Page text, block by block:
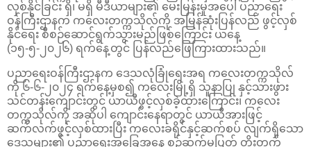
လှစ်နိုင်ခြင်း ရှိ၊ မရှိ မီဒီယာများ၏ မေးမြန်းမှုအပေါ် ပညာရေး
ဝန်ကြီးဌာနက ကလေးတက္ကသိုလ်ကို အမြန်ဆုံးပြန်လည် ဖွင့်လှစ်
နိုင်ရေး စီစဉ်ဆောင်ရွက်သွားမည်ဖြစ်ကြောင်း ယနေ့
(၁၅-၅-၂၀၂၆) ရက်နေ့တွင် ပြန်လည်ဖြေကြားထားသည်။
ပညာရေးဝန်ကြီးဌာနက ဒေသလုံခြုံရေးအရ ကလေးတက္ကသိုလ်
ကို ၆-၆-၂၀၂၄ ရက်နေ့မှစ၍ ကလေးမြို့ရှိ သူနာပြု နှင့်သားဖွား
သင်တန်းကျောင်းတွင် ယာယီဖွင့်လှစ်ခဲ့ထားကြောင်း၊ ကလေး
တက္ကသိုလ်ကို အဆိုပါ ကျောင်းနေရာတွင် ယာယီအားဖြင့်
ဆက်လက်ဖွင့်လှစ်ထားပြီး ကလေးခရိုင်နှင့်ဆက်စပ် လျက်ရှိသော
ဒေသများ၏ ပညာရေးအခြေအနေ စဉ်ဆက်မပြတ် တိုးတက်